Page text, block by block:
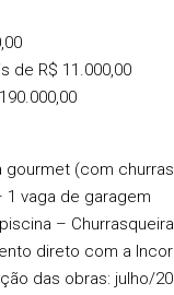
de R$ 11.000,00
gourmet (com
1 vaga de garagem
–
direto com a
das obras: julho/